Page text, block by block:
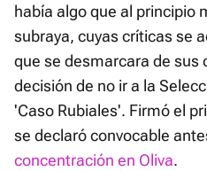
había algo que al principio
subraya, cuyas críticas se
que se desmarcara de sus
decisión de no ir a la
'Caso Rubiales'. Firmó el
se declaró convocable
concentración en Oliva.